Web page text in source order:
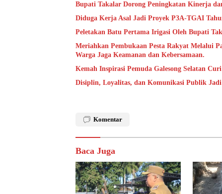
Bupati Takalar Dorong Peningkatan Kinerja
Diduga Kerja Asal Jadi Proyek P3A-TGAI
Peletakan Batu Pertama Irigasi Oleh Bupati
Meriahkan Pembukaan Pesta Rakyat Melalui
Warga Jaga Keamanan dan Kebersamaan.
Kemah Inspirasi Pemuda Galesong Selatan
Disiplin, Loyalitas, dan Komunikasi Publik
Komentar
Baca Juga